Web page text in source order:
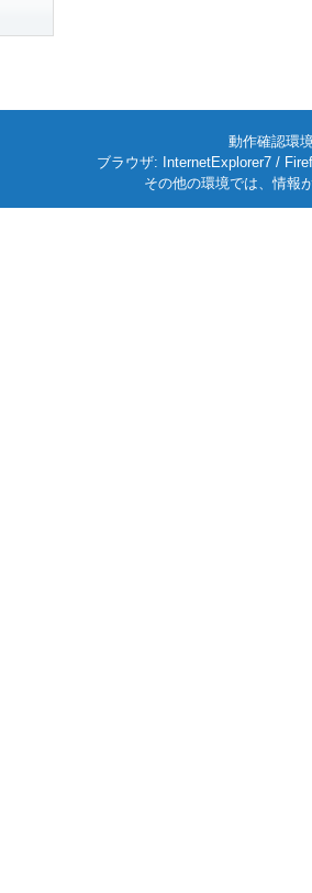
動作確認環
ブラウザ: InternetExplorer7 /
その他の環境では、情報